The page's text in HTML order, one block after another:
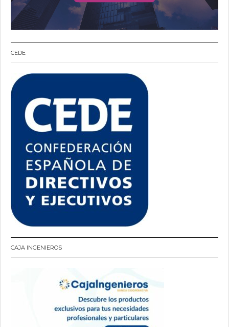
CEDE
CAJA INGENIEROS